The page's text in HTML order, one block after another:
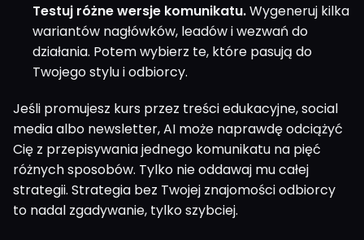
Testuj różne wersje komunikatu.Wygeneruj kilka
wariantów nagłówków, leadów i wezwań do
działania. Potem wybierz te, które pasują do
Twojego stylu i odbiorcy.
Jeśli promujesz kurs przez treści edukacyjne, social
media albo newsletter, AI może naprawdę odciążyć
Cię z przepisywania jednego komunikatu na pięć
różnych sposobów. Tylko nie oddawaj mu całej
strategii. Strategia bez Twojej znajomości odbiorcy
to nadal zgadywanie, tylko szybciej.